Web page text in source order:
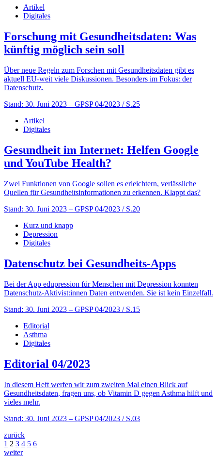
Artikel
Digitales
Forschung mit Gesundheitsdaten: Was
künftig möglich sein soll
Über neue Regeln zum Forschen mit Gesundheitsdaten gibt es
aktuell EU-weit viele Diskussionen. Besonders im Fokus: der
Datenschutz.
Stand: 30. Juni 2023 – GPSP 04/2023 / S.25
Artikel
Digitales
Gesundheit im Internet: Helfen Google
und YouTube Health?
Zwei Funktionen von Google sollen es erleichtern, verlässliche
Quellen für Gesundheitsinformationen zu erkennen. Klappt das?
Stand: 30. Juni 2023 – GPSP 04/2023 / S.20
Kurz und knapp
Depression
Digitales
Datenschutz bei Gesundheits-Apps
Bei der App edupression für Menschen mit Depression konnten
Datenschutz-Aktivist:innen Daten entwenden. Sie ist kein Einzelfall.
Stand: 30. Juni 2023 – GPSP 04/2023 / S.15
Editorial
Asthma
Digitales
Editorial 04/2023
In diesem Heft werfen wir zum zweiten Mal einen Blick auf
Gesundheitsdaten, fragen uns, ob Vitamin D gegen Asthma hilft und
vieles mehr.
Stand: 30. Juni 2023 – GPSP 04/2023 / S.03
zurück
1 2 3 4 5 6
weiter